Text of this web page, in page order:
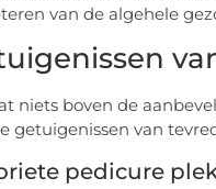
van de algehele
niets boven de
getuigenissen van
pedicure